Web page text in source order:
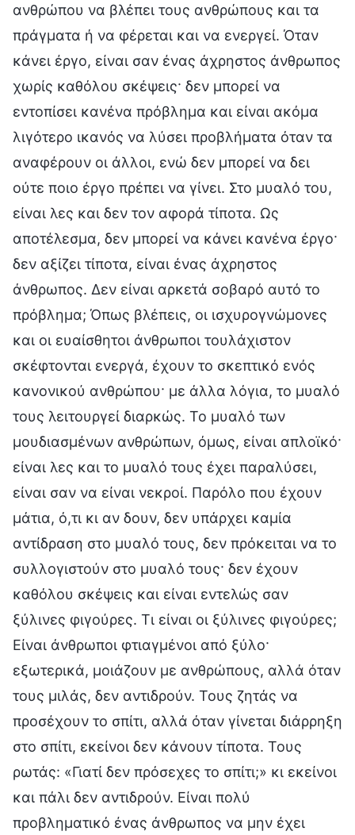
ανθρώπου να βλέπει τους ανθρώπους και τα
πράγματα ή να φέρεται και να ενεργεί. Όταν
κάνει έργο, είναι σαν ένας άχρηστος άνθρωπος
χωρίς καθόλου σκέψεις· δεν μπορεί να
εντοπίσει κανένα πρόβλημα και είναι ακόμα
λιγότερο ικανός να λύσει προβλήματα όταν τα
αναφέρουν οι άλλοι, ενώ δεν μπορεί να δει
ούτε ποιο έργο πρέπει να γίνει. Στο μυαλό του,
είναι λες και δεν τον αφορά τίποτα. Ως
αποτέλεσμα, δεν μπορεί να κάνει κανένα έργο·
δεν αξίζει τίποτα, είναι ένας άχρηστος
άνθρωπος. Δεν είναι αρκετά σοβαρό αυτό το
πρόβλημα; Όπως βλέπεις, οι ισχυρογνώμονες
και οι ευαίσθητοι άνθρωποι τουλάχιστον
σκέφτονται ενεργά, έχουν το σκεπτικό ενός
κανονικού ανθρώπου· με άλλα λόγια, το μυαλό
τους λειτουργεί διαρκώς. Το μυαλό των
μουδιασμένων ανθρώπων, όμως, είναι απλοϊκό·
είναι λες και το μυαλό τους έχει παραλύσει,
είναι σαν να είναι νεκροί. Παρόλο που έχουν
μάτια, ό,τι κι αν δουν, δεν υπάρχει καμία
αντίδραση στο μυαλό τους, δεν πρόκειται να το
συλλογιστούν στο μυαλό τους· δεν έχουν
καθόλου σκέψεις και είναι εντελώς σαν
ξύλινες φιγούρες. Τι είναι οι ξύλινες φιγούρες;
Είναι άνθρωποι φτιαγμένοι από ξύλο·
εξωτερικά, μοιάζουν με ανθρώπους, αλλά όταν
τους μιλάς, δεν αντιδρούν. Τους ζητάς να
προσέχουν το σπίτι, αλλά όταν γίνεται διάρρηξη
στο σπίτι, εκείνοι δεν κάνουν τίποτα. Τους
ρωτάς: «Γιατί δεν πρόσεχες το σπίτι;» κι εκείνοι
και πάλι δεν αντιδρούν. Είναι πολύ
προβληματικό ένας άνθρωπος να μην έχει